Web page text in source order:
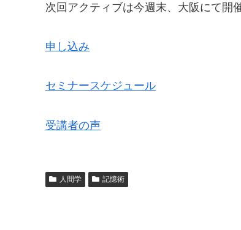
次回アクティブは今週末、大阪にて開
申し込み
セミナースケジュール
受講者の声
人間学 記憶術